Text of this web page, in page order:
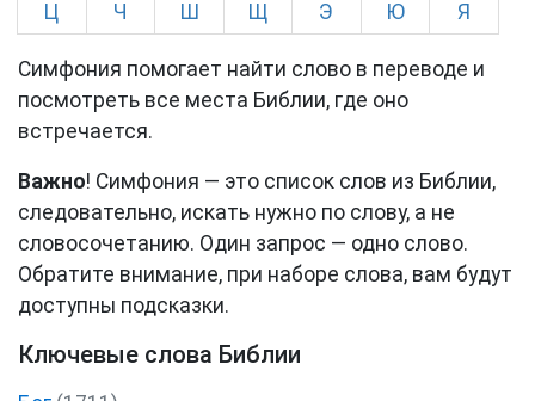
Ц
Ч Ш Щ Э Ю Я
Симфония помогает найти слово в переводе и
посмотреть все места Библии, где оно
встречается.
Важно! Симфония — это список слов из Библии,
следовательно, искать нужно по слову, а не
словосочетанию. Один запрос — одно слово.
Обратите внимание, при наборе слова, вам будут
доступны подсказки.
Ключевые слова Библии